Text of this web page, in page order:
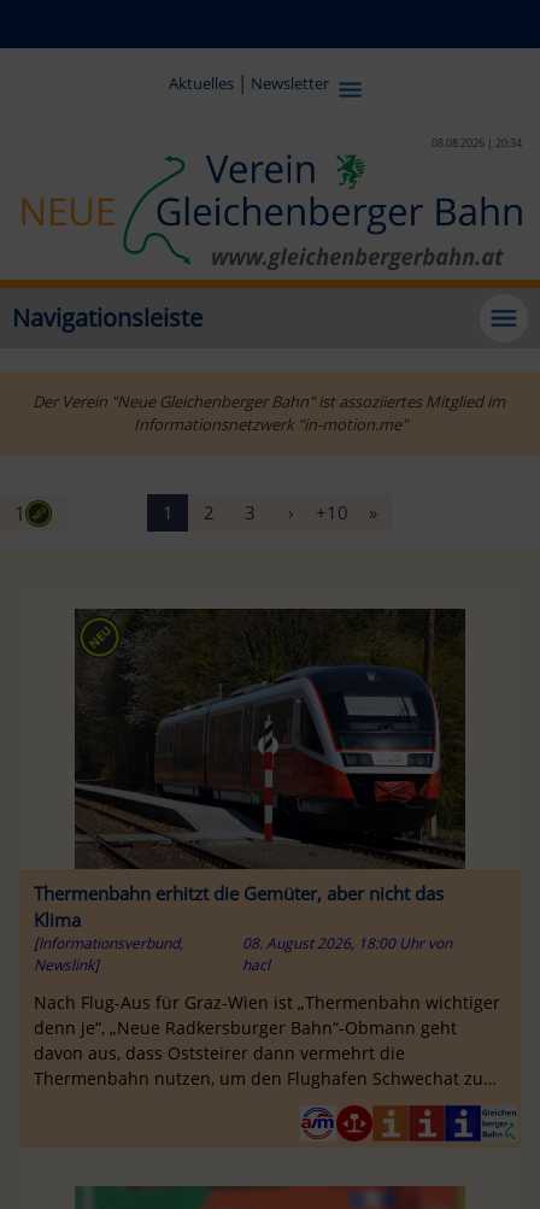
Aktuelles | Newsletter
08.08.2026 | 20:34
Navigationsleiste
Der Verein "Neue Gleichenberger Bahn" ist assoziiertes Mitglied im
Informationsnetzwerk "in-motion.me"
1 1 2 3 › +10 »
Thermenbahn erhitzt die Gemüter, aber nicht das
Klima
[Informationsverbund,
Newslink]
08. August 2026, 18:00 Uhr von
hacl
Nach Flug-Aus für Graz-Wien ist „Thermenbahn wichtiger
denn je“, „Neue Radkersburger Bahn“-Obmann geht
davon aus, dass Oststeirer dann vermehrt die
Thermenbahn nutzen, um den Flughafen Schwechat zu